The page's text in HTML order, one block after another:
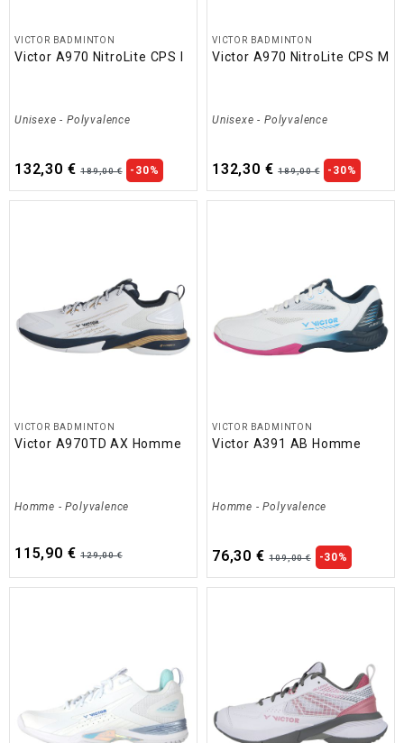
VICTOR BADMINTON
Victor A970 NitroLite CPS I
Unisexe -Polyvalence
132,30 € 189,00 € -30%
VICTOR BADMINTON
Victor A970 NitroLite CPS M
Unisexe -Polyvalence
132,30 € 189,00 € -30%
VICTOR BADMINTON
Victor A970TD AX Homme
Homme -Polyvalence
115,90 € 129,00 €
VICTOR BADMINTON
Victor A391 AB Homme
Homme -Polyvalence
76,30 € 109,00 € -30%